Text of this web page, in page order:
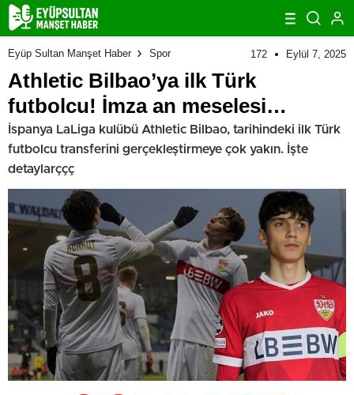
Eyüp Sultan Manşet Haber Spor 172 Eylül 7, 2025
Athletic Bilbao’ya ilk Türk
futbolcu! İmza an meselesi…
İspanya LaLiga kulübü Athletic Bilbao, tarihindeki ilk Türk
futbolcu transferini gerçekleştirmeye çok yakın. İşte
detaylarççç